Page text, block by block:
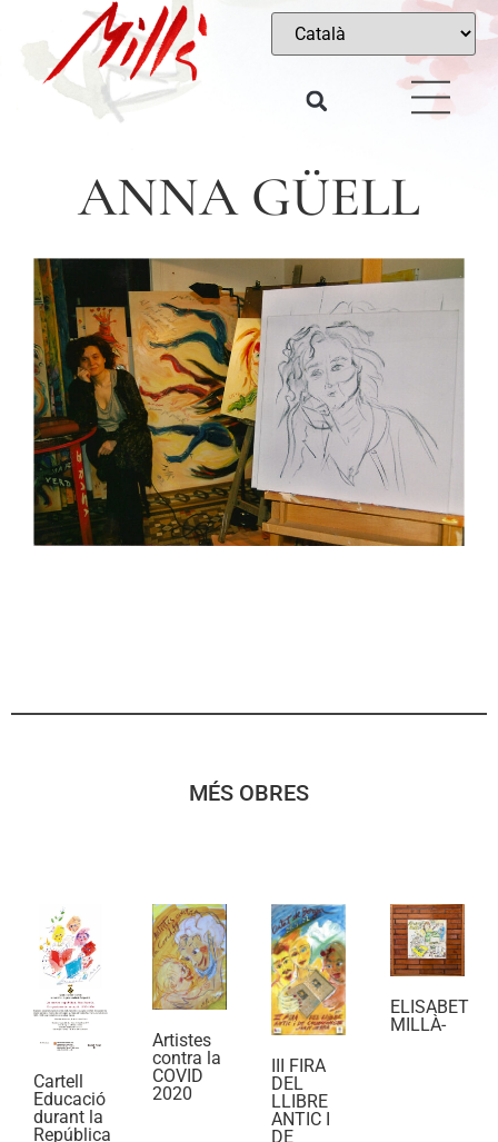
ANNA GÜELL
MÉS OBRES
Cartell
Educació
durant la
República
Artistes
contra la
COVID
2020
III FIRA
DEL
LLIBRE
ANTIC I
DE
ELISABET
MILLÀ-